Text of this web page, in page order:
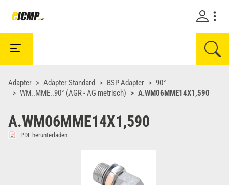
Adapter Adapter Standard BSP Adapter
90°
WM..MME..90° (AGR - AG metrisch)
A.WM06MME14X1,590
A.WM06MME14X1,590
PDF herunterladen